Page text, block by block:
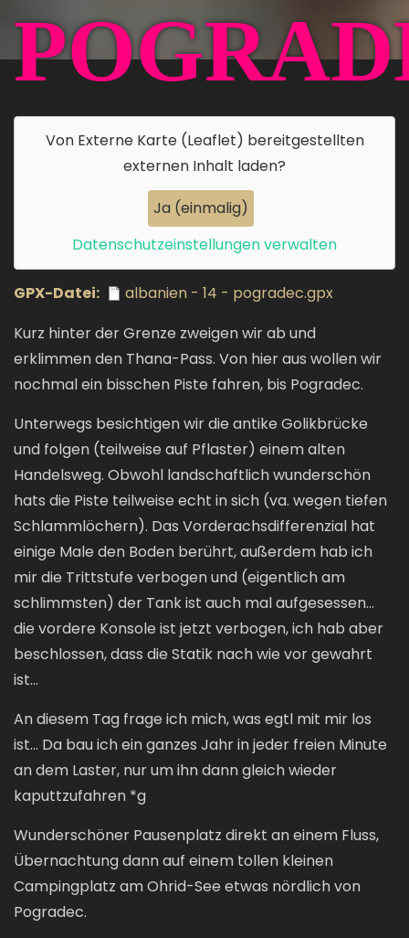
Von Externe Karte (Leaflet) bereitgestellten
externen Inhalt laden?
Ja (einmalig)
Datenschutzeinstellungen verwalten
GPX-Datei
albanien - 14 - pogradec.gpx
Kurz hinter der Grenze zweigen wir ab und
erklimmen den Thana-Pass. Von hier aus wollen wir
nochmal ein bisschen Piste fahren, bis Pogradec.
Unterwegs besichtigen wir die antike Golikbrücke
und folgen (teilweise auf Pflaster) einem alten
Handelsweg. Obwohl landschaftlich wunderschön
hats die Piste teilweise echt in sich (va. wegen tiefen
Schlammlöchern). Das Vorderachsdifferenzial hat
einige Male den Boden berührt, außerdem hab ich
mir die Trittstufe verbogen und (eigentlich am
schlimmsten) der Tank ist auch mal aufgesessen...
die vordere Konsole ist jetzt verbogen, ich hab aber
beschlossen, dass die Statik nach wie vor gewahrt
ist...
An diesem Tag frage ich mich, was egtl mit mir los
ist... Da bau ich ein ganzes Jahr in jeder freien Minute
an dem Laster, nur um ihn dann gleich wieder
kaputtzufahren *g
Wunderschöner Pausenplatz direkt an einem Fluss,
Übernachtung dann auf einem tollen kleinen
Campingplatz am Ohrid-See etwas nördlich von
Pogradec.